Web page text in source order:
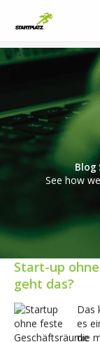
Blog
See how
Start-up
geht das?
Das
es
die